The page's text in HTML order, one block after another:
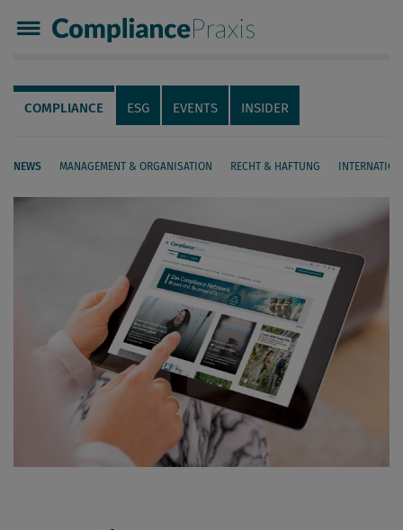
Compliance Praxis
Servicenavigation
Navigation
COMPLIANCE ESG EVENTS INSIDER
NEWS MANAGEMENT & ORGANISATION RECHT & HAFTUNG